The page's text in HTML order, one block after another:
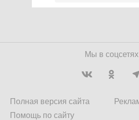
Мы в соцсетях
Полная версия сайта
Помощь по сайту